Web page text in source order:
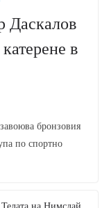
Даскалов
в
бронзовия
по спортно